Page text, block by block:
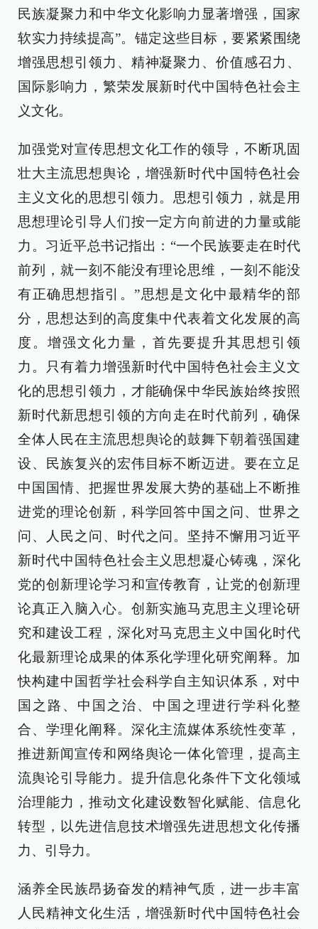
民族凝聚力和中华文化影响力显著增强，国家
软实力持续提高”。锚定这些目标，要紧紧围绕
增强思想引领力、精神凝聚力、价值感召力、
国际影响力，繁荣发展新时代中国特色社会主
义文化。
加强党对宣传思想文化工作的领导，不断巩固
壮大主流思想舆论，增强新时代中国特色社会
主义文化的思想引领力。思想引领力，就是用
思想理论引导人们按一定方向前进的力量或能
力。习近平总书记指出：“一个民族要走在时代
前列，就一刻不能没有理论思维，一刻不能没
有正确思想指引。”思想是文化中最精华的部
分，思想达到的高度集中代表着文化发展的高
度。增强文化力量，首先要提升其思想引领
力。只有着力增强新时代中国特色社会主义文
化的思想引领力，才能确保中华民族始终按照
新时代新思想引领的方向走在时代前列，确保
全体人民在主流思想舆论的鼓舞下朝着强国建
设、民族复兴的宏伟目标不断迈进。要在立足
中国国情、把握世界发展大势的基础上不断推
进党的理论创新，科学回答中国之问、世界之
问、人民之问、时代之问。坚持不懈用习近平
新时代中国特色社会主义思想凝心铸魂，深化
党的创新理论学习和宣传教育，让党的创新理
论真正入脑入心。创新实施马克思主义理论研
究和建设工程，深化对马克思主义中国化时代
化最新理论成果的体系化学理化研究阐释。加
快构建中国哲学社会科学自主知识体系，对中
国之路、中国之治、中国之理进行学科化整
合、学理化阐释。深化主流媒体系统性变革，
推进新闻宣传和网络舆论一体化管理，提高主
流舆论引导能力。提升信息化条件下文化领域
治理能力，推动文化建设数智化赋能、信息化
转型，以先进信息技术增强先进思想文化传播
力、引导力。
涵养全民族昂扬奋发的精神气质，进一步丰富
人民精神文化生活，增强新时代中国特色社会